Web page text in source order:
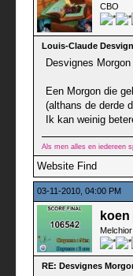
CBO
Louis-Claude
Desvignes
Een Morgon die
(althans de derde
Ik kan weinig
Als men alles en iedereen
Website Find
03-11-2010, 04:00 PM
koen
Melchior
RE: Desvignes